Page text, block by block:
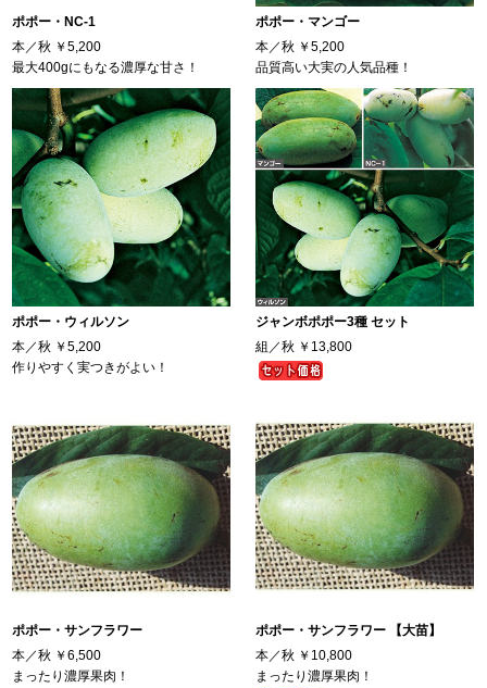
ポポー・NC-1
本／秋 ￥5,200
最大400gにもなる濃厚な甘さ！
ポポー・マンゴー
本／秋 ￥5,200
品質高い大実の人気品種！
ポポー・ウィルソン
本／秋 ￥5,200
作りやすく実つきがよい！
ジャンボポポー3種 セット
組／秋 ￥13,800
ポポー・サンフラワー
本／秋 ￥6,500
まったり濃厚果肉！
ポポー・サンフラワー 【大苗】
本／秋 ￥10,800
まったり濃厚果肉！